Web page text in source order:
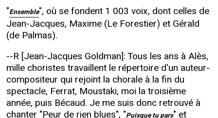
"Ensemble", où se fondent 1 003 voix, dont celles de
Jean-Jacques, Maxime (Le Forestier) et Gérald
(de Palmas).
--R [Jean-Jacques Goldman]: Tous les ans à Alès,
mille choristes travaillent le répertoire d'un auteur-
compositeur qui rejoint la chorale à la fin du
spectacle, Ferrat, Moustaki, moi la troisième
année, puis Bécaud. Je me suis donc retrouvé à
chanter "Peur de rien blues", "Puisque tu pars" et